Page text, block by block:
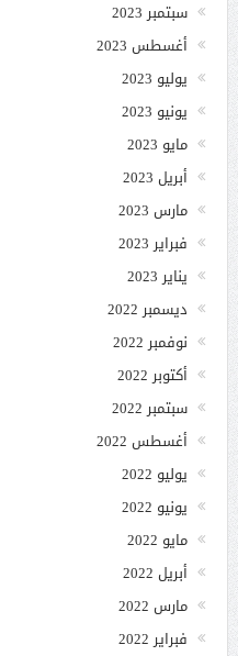
سبتمبر 2023
أغسطس 2023
يوليو 2023
يونيو 2023
مايو 2023
أبريل 2023
مارس 2023
فبراير 2023
يناير 2023
ديسمبر 2022
نوفمبر 2022
أكتوبر 2022
سبتمبر 2022
أغسطس 2022
يوليو 2022
يونيو 2022
مايو 2022
أبريل 2022
مارس 2022
فبراير 2022